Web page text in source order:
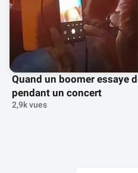
Quand un boomer essaye
pendant un concert
2,9k vues